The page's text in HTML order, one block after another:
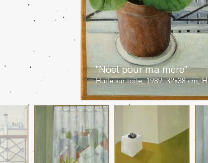
"Noël pour ma mère"
Huile sur toile, 1989, 32x38 cm, H